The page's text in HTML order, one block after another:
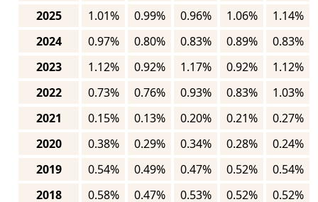
2025
1.01% 0.99% 0.96% 1.06%
1.14%
2024
0.97% 0.80% 0.83% 0.89%
0.83%
2023
1.12% 0.92% 1.17% 0.92%
1.12%
2022
0.73% 0.76% 0.93% 0.83%
1.03%
2021
0.15% 0.13% 0.20% 0.21%
0.27%
2020
0.38% 0.29% 0.34% 0.28%
0.24%
2019
0.54% 0.49% 0.47% 0.52%
0.54%
2018
0.58% 0.47% 0.53% 0.52% 0.52%